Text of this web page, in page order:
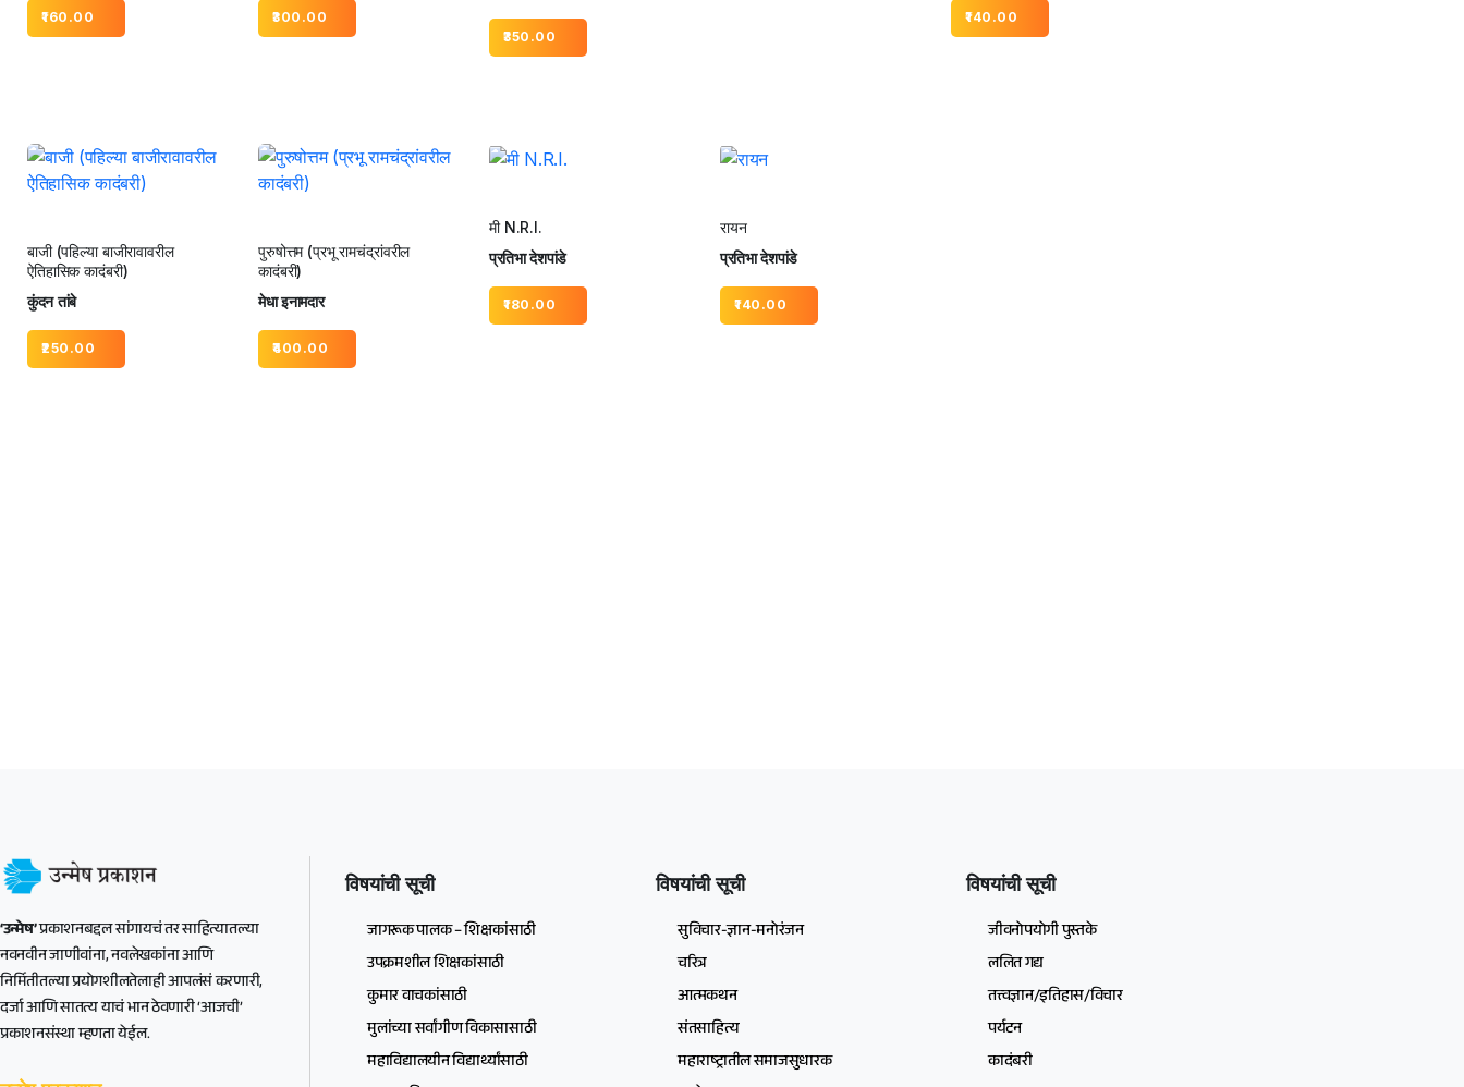
160.00 300.00
350.00
140.00
बाजी (पहिल्या बाजीरावावरील
ऐतिहासिक कादंबरी)
कुंदन तांबे
250.00
पुरुषोत्तम (प्रभू रामचंद्रांवरील
कादंबरी)
मेधा इनामदार
400.00
मी N.R.I.
प्रतिभा देशपांडे
180.00
रायन
प्रतिभा देशपांडे
140.00
‘उन्मेष’प्रकाशनबद्दल सांगायचं तर साहित्यातल्या
नवनवीन जाणीवांना, नवलेखकांना आणि
निर्मितीतल्या प्रयोगशीलतेलाही आपलंसं करणारी,
दर्जा आणि सातत्य याचं भान ठेवणारी ‘आजची’
प्रकाशनसंस्था म्हणता येईल.
विषयांची सूची
जागरूक पालक – शिक्षकांसाठी
उपक्रमशील शिक्षकांसाठी
कुमार वाचकांसाठी
मुलांच्या सर्वांगीण विकासासाठी
महाविद्यालयीन विद्यार्थ्यांसाठी
विषयांची सूची
सुविचार-ज्ञान-मनोरंजन
चरित्र
आत्मकथन
संतसाहित्य
महाराष्ट्रातील समाजसुधारक
विषयांची सूची
जीवनोपयोगी पुस्तके
ललित गद्य
तत्त्वज्ञान/इतिहास/विचार
पर्यटन
कादंबरी